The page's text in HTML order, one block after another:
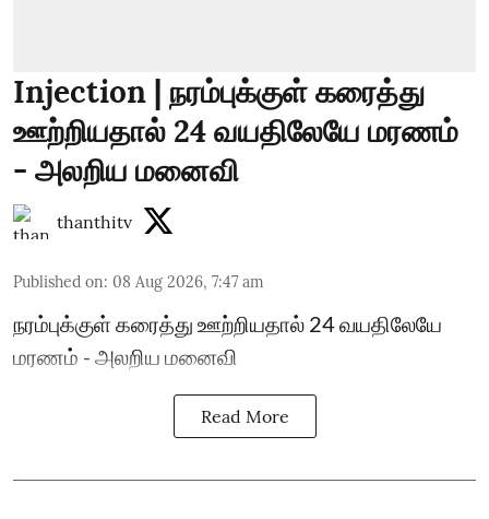
Injection | நரம்புக்குள் கரைத்து
ஊற்றியதால் 24 வயதிலேயே மரணம்
- அலறிய மனைவி
thanthitv
Published on: 08 Aug 2026, 7:47 am
நரம்புக்குள் கரைத்து ஊற்றியதால் 24 வயதிலேயே
மரணம் - அலறிய மனைவி
Read More